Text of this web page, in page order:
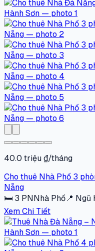
40.0 triệu ₫/tháng
Cho thuê Nhà Phố 3
Nẵng
🛏 3 PNNhà Phố📍 Ngũ
Xem Chi Tiết